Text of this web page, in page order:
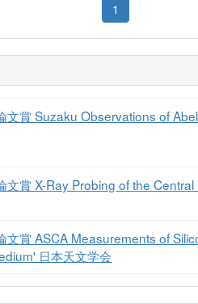
1
文賞 Suzaku Observations of
文賞 X-Ray Probing of the
文賞 ASCA Measurements of
日本天文学会